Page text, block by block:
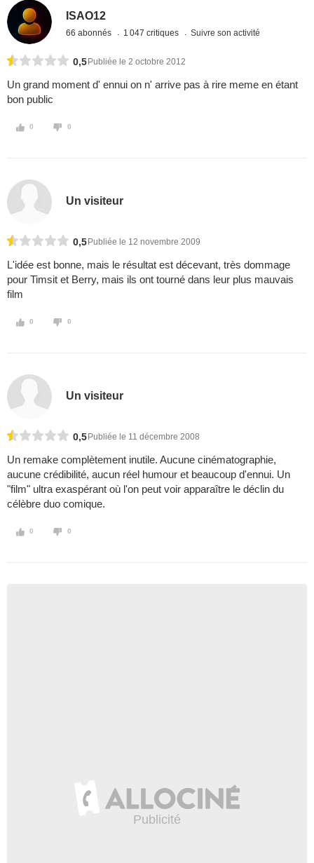
ISAO12
66 abonnés 1 047 critiques Suivre son activité
0,5 Publiée le 2 octobre 2012
Un grand moment d' ennui on n' arrive pas à rire meme en étant
bon public
0 0
Un visiteur
0,5 Publiée le 12 novembre 2009
L'idée est bonne, mais le résultat est décevant, très dommage
pour Timsit et Berry, mais ils ont tourné dans leur plus mauvais
film
0 0
Un visiteur
0,5 Publiée le 11 décembre 2008
Un remake complètement inutile. Aucune cinématographie,
aucune crédibilité, aucun réel humour et beaucoup d'ennui. Un
"film" ultra exaspérant où l'on peut voir apparaître le déclin du
célèbre duo comique.
0 0